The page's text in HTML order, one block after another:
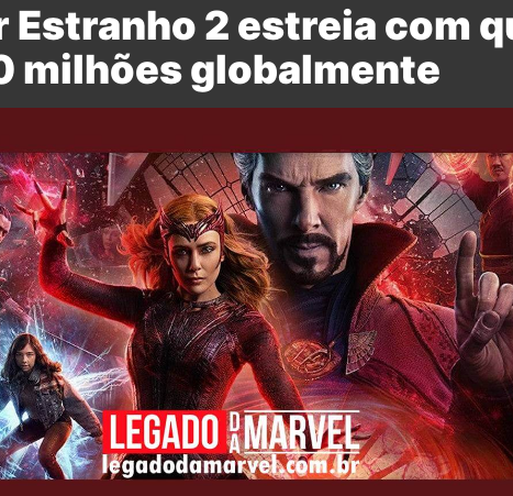
Estranho 2 estreia com
milhões globalmente